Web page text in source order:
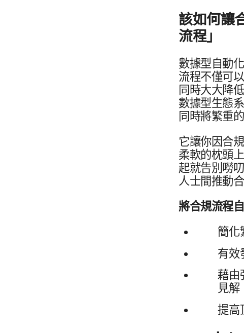
該​如何​讓​
流程」
數據​型​自動
流程​不僅​可
同時​大​大降​
數據​型生態​
同時​將​繁重​
它​讓​你​因​合​
柔軟​的​枕頭​
起​就​告別​嘮
人士間​推動​
將​合規​流程​
簡化​
有效​
藉​由​
見解
提高